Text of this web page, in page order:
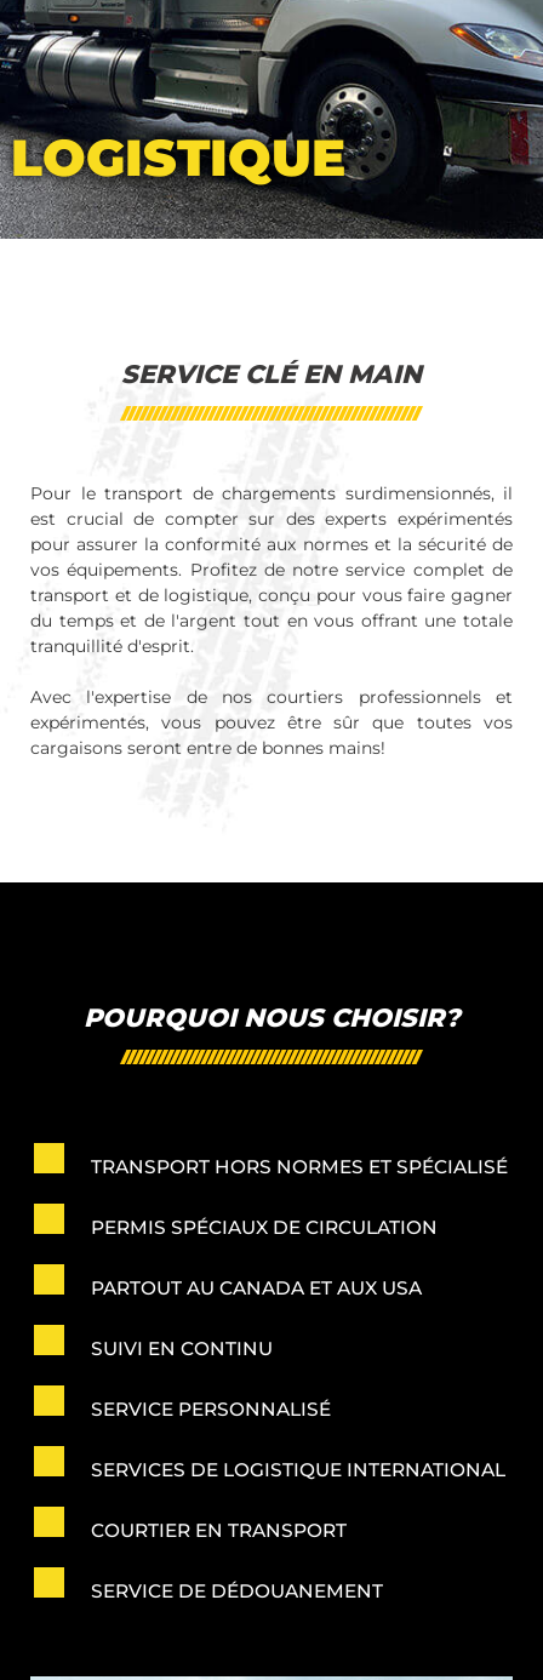
LOGISTIQUE
SERVICE CLÉ EN MAIN
Pour le transport de chargements surdimensionnés, il
est crucial de compter sur des experts expérimentés
pour assurer la conformité aux normes et la sécurité de
vos équipements. Profitez de notre service complet de
transport et de logistique, conçu pour vous faire gagner
du temps et de l'argent tout en vous offrant une totale
tranquillité d'esprit.
Avec l'expertise de nos courtiers professionnels et
expérimentés, vous pouvez être sûr que toutes vos
cargaisons seront entre de bonnes mains!
POURQUOI NOUS CHOISIR?
TRANSPORT HORS NORMES ET SPÉCIALISÉ
PERMIS SPÉCIAUX DE CIRCULATION
PARTOUT AU CANADA ET AUX USA
SUIVI EN CONTINU
SERVICE PERSONNALISÉ
SERVICES DE LOGISTIQUE INTERNATIONAL
COURTIER EN TRANSPORT
SERVICE DE DÉDOUANEMENT